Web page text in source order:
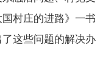
村庄的进路》一书
这些问题的解决办